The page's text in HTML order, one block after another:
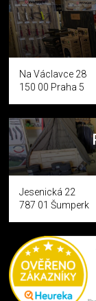
Na Václavce 28
150 00 Praha 5
Jesenická 22
787 01 Šumperk